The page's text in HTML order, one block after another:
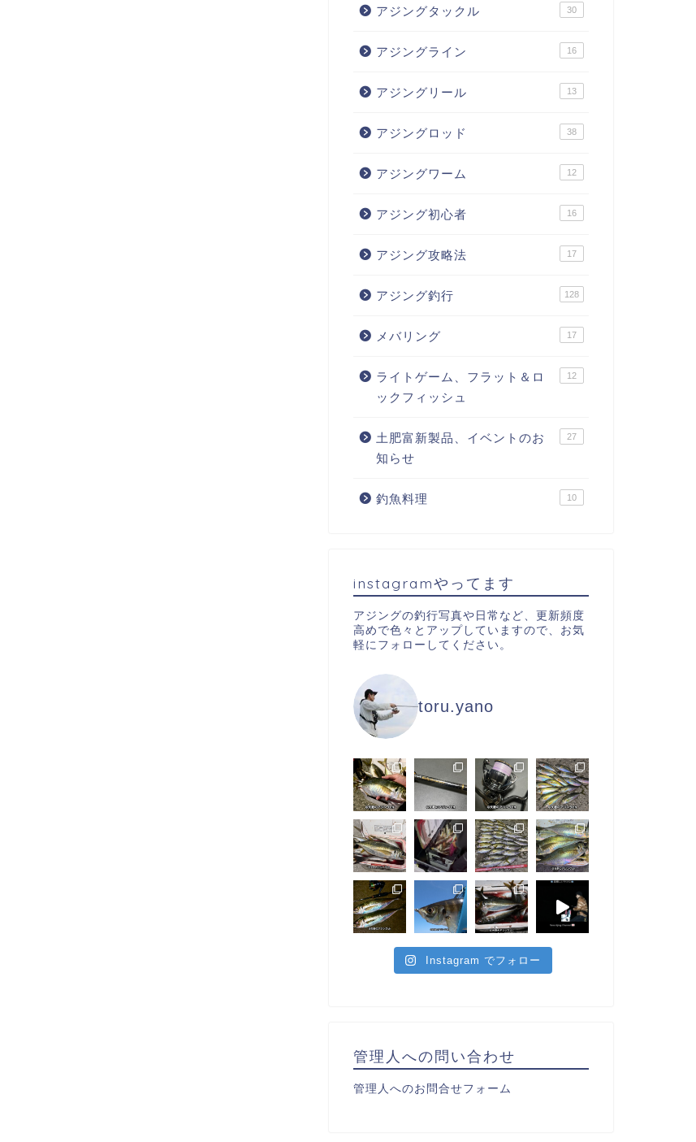
アジングタックル 30
アジングライン 16
アジングリール 13
アジングロッド 38
アジングワーム 12
アジング初心者 16
アジング攻略法 17
アジング釣行 128
メバリング 17
ライトゲーム、フラット＆ロ
ックフィッシュ
12
土肥富新製品、イベントのお
知らせ
27
釣魚料理 10
instagramやってます
アジングの釣行写真や日常など、更新頻度
高めで色々とアップしていますので、お気
軽にフォローしてください。
toru.yano
Instagram でフォロー
管理人への問い合わせ
管理人へのお問合せフォーム